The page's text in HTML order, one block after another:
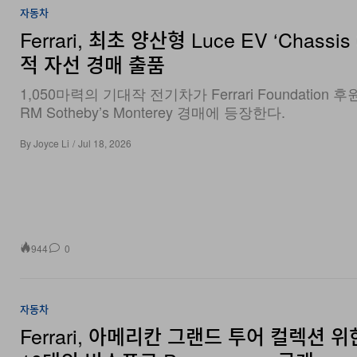
Ferrari, 최초 양산형 Luce EV ‘Chassis
적 자선 경매 출품
1,050마력의 기대작 전기차가 Ferrari Foundation 후
RM Sotheby’s Monterey 경매에 등장한다.
ByJoyce Li / Jul 18, 2026
Ferrari, 아메리칸 그랜드 투어 컬렉션 위
10대의 비스포크 Purosangue 공개